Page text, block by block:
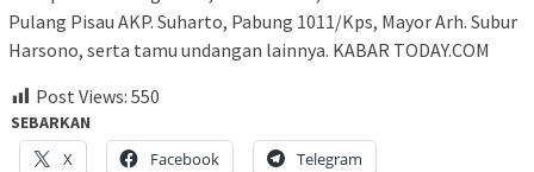
Pulang Pisau AKP. Suharto, Pabung 1011/Kps, Mayor Arh. Subur
Harsono, serta tamu undangan lainnya. KABAR TODAY.COM
Post Views: 550
SEBARKAN
X
Facebook Telegram